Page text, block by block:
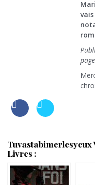
Tuvastabimerlesyeux
Livres :